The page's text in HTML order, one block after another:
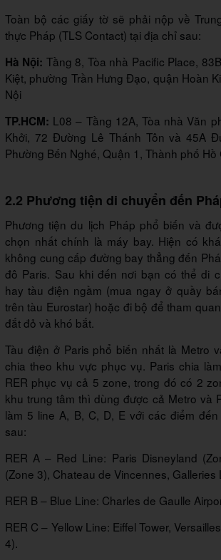
Toàn bộ các giấy tờ sẽ phải nộp về
thực Pháp (TLS Contact) tại địa chỉ sau:
Hà Nội: Tầng 8, Tòa nhà Pacific Place,
Kiệt, phường Trần Hưng Đạo, quận Hoàn
Nội
TP.HCM: L08 – Tầng 12A, Tòa nhà Văn
Khởi, 72 Đường Lê Thánh Tôn và 45A
Phường Bến Nghé, Quận 1, Thành phố Hồ
2.2 Phương tiện di chuyển đến
Phương tiện du lịch Pháp phổ biến và
chọn nhất chính là máy bay. Hiện có
không cung cấp đường bay thẳng đến
đô Paris. Sau khi đến nơi bạn có thể di
hay tàu điện ngầm (mua ngay ở quầy
trên tàu Eurostar) hoặc đi bộ để tham
đắt đỏ và khó bắt.
Tàu điện ở Paris phổ biến nhất là Metro
chia theo khu vực phục vụ. Paris chia
RER phục vụ cả 5 zone, trong đó có 2
khu trung tâm thì dùng được cả Metro và
làm 5 line A, B, C, D, E với các điểm
sau:
RER A – Red Line: Paris Disneyland
(Zone 3), Chateau de Vincennes, Galleries
RER B – Blue Line: Charles de Gaulle
RER C – Yellow Line: Eiffel Tower,
4).